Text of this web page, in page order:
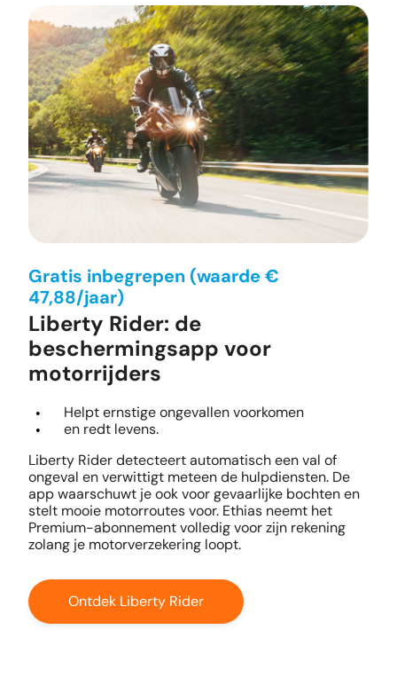
Gratis inbegrepen (waarde €
47,88/jaar)
Liberty Rider: de
beschermingsapp voor
motorrijders
Helpt ernstige ongevallen voorkomen
en redt levens.
Liberty Rider detecteert automatisch een val of
ongeval en verwittigt meteen de hulpdiensten. De
app waarschuwt je ook voor gevaarlijke bochten en
stelt mooie motorroutes voor. Ethias neemt het
Premium-abonnement volledig voor zijn rekening
zolang je motorverzekering loopt.
Ontdek Liberty Rider